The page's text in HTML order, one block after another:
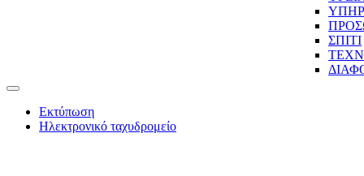
ΣΠΙΤΙ
Εκτύπωση
Ηλεκτρονικό ταχυδρομείο